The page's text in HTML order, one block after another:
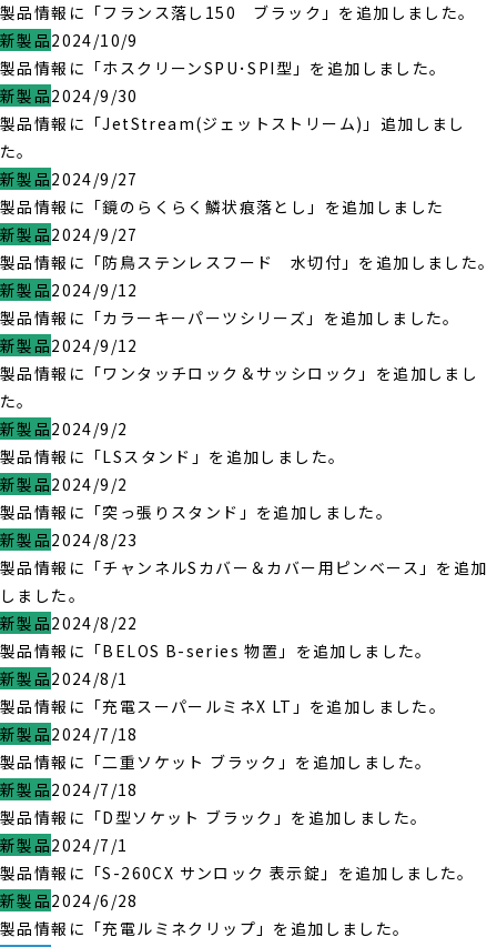
製品情報に「フランス落し150 ブラック」を追加しました。
新製品2024/10/9
製品情報に「ホスクリーンSPU･SPI型」を追加しました。
新製品2024/9/30
製品情報に「JetStream(ジェットストリーム)」追加しまし
た。
新製品2024/9/27
製品情報に「鏡のらくらく鱗状痕落とし」を追加しました
新製品2024/9/27
製品情報に「防鳥ステンレスフード 水切付」を追加しました。
新製品2024/9/12
製品情報に「カラーキーパーツシリーズ」を追加しました。
新製品2024/9/12
製品情報に「ワンタッチロック＆サッシロック」を追加しまし
た。
新製品2024/9/2
製品情報に「LSスタンド」を追加しました。
新製品2024/9/2
製品情報に「突っ張りスタンド」を追加しました。
新製品2024/8/23
製品情報に「チャンネルSカバー＆カバー用ピンベース」を追加
しました。
新製品2024/8/22
製品情報に「BELOS B-series 物置」を追加しました。
新製品2024/8/1
製品情報に「充電スーパールミネX LT」を追加しました。
新製品2024/7/18
製品情報に「二重ソケット ブラック」を追加しました。
新製品2024/7/18
製品情報に「D型ソケット ブラック」を追加しました。
新製品2024/7/1
製品情報に「S-260CX サンロック 表示錠」を追加しました。
新製品2024/6/28
製品情報に「充電ルミネクリップ」を追加しました。